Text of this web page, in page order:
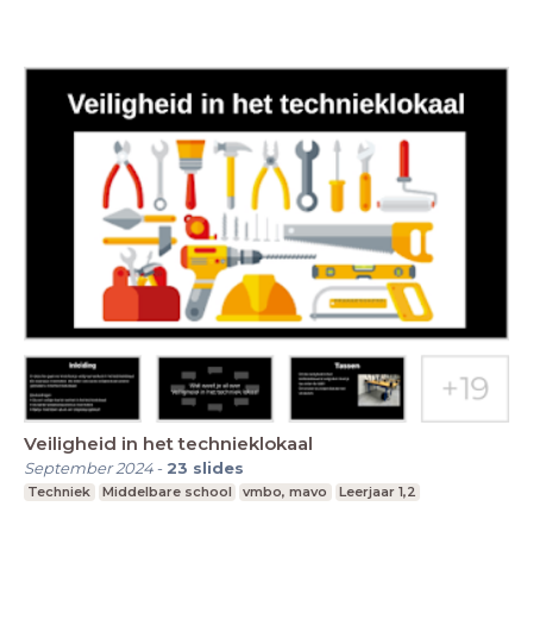
Veiligheid in het technieklokaal
September 2024- 23 slides
Techniek Middelbare school vmbo, mavo Leerjaar 1,2